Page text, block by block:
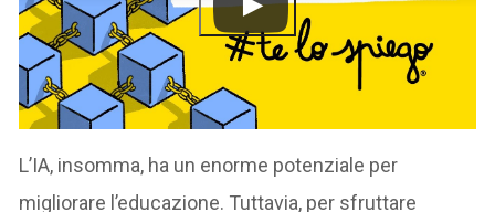
L’IA, insomma, ha un enorme potenziale per
migliorare l’educazione. Tuttavia, per sfruttare